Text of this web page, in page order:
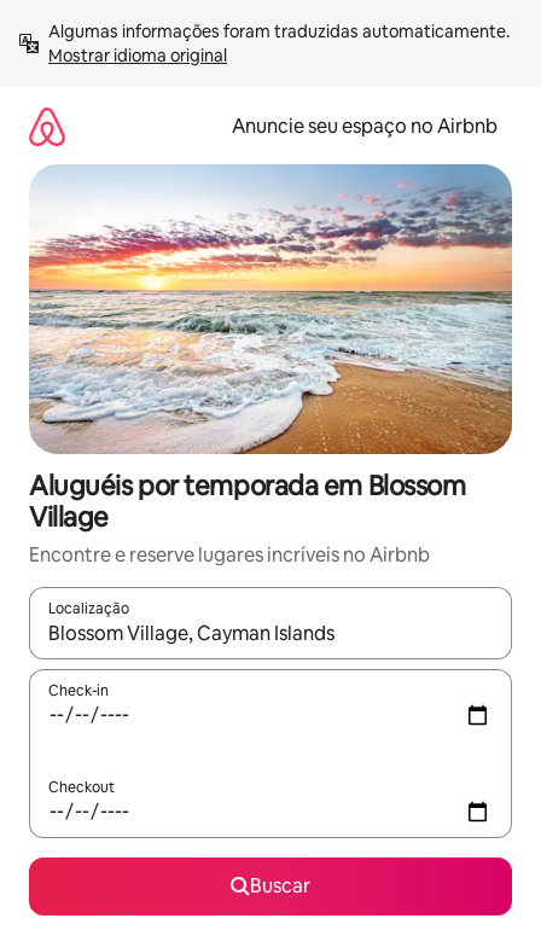
para
Mostrar idioma original
Anuncie seu espaço no Airbnb
Aluguéis por temporada em Blossom
Village
Encontre e reserve lugares incríveis no Airbnb
Localização
Quando os resultados estiverem disponíveis, explore-os
Check-in
Checkout
Buscar